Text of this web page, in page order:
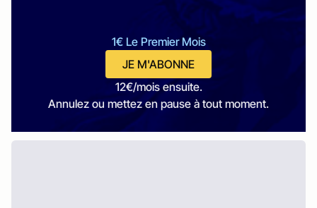
1€ Le Premier Mois
JE M'ABONNE
12€/mois ensuite.
Annulez ou mettez en pause à tout moment.